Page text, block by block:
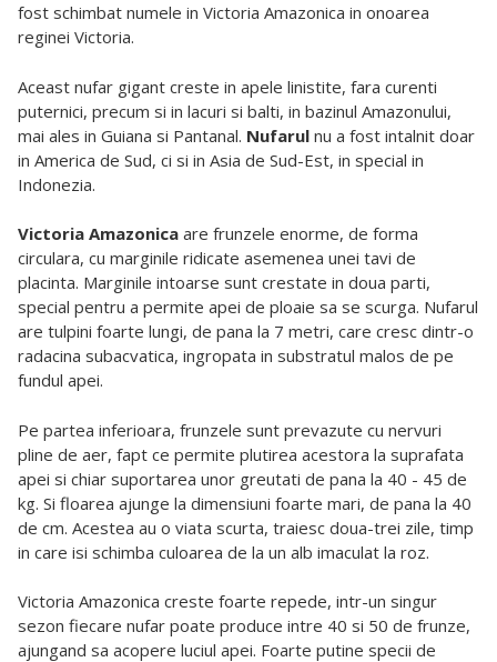
fost schimbat numele in Victoria Amazonica in onoarea
reginei Victoria.
Aceast nufar gigant creste in apele linistite, fara curenti
puternici, precum si in lacuri si balti, in bazinul Amazonului,
mai ales in Guiana si Pantanal. Nufarul nu a fost intalnit doar
in America de Sud, ci si in Asia de Sud-Est, in special in
Indonezia.
Victoria Amazonica are frunzele enorme, de forma
circulara, cu marginile ridicate asemenea unei tavi de
placinta. Marginile intoarse sunt crestate in doua parti,
special pentru a permite apei de ploaie sa se scurga. Nufarul
are tulpini foarte lungi, de pana la 7 metri, care cresc dintr-o
radacina subacvatica, ingropata in substratul malos de pe
fundul apei.
Pe partea inferioara, frunzele sunt prevazute cu nervuri
pline de aer, fapt ce permite plutirea acestora la suprafata
apei si chiar suportarea unor greutati de pana la 40 - 45 de
kg. Si floarea ajunge la dimensiuni foarte mari, de pana la 40
de cm. Acestea au o viata scurta, traiesc doua-trei zile, timp
in care isi schimba culoarea de la un alb imaculat la roz.
Victoria Amazonica creste foarte repede, intr-un singur
sezon fiecare nufar poate produce intre 40 si 50 de frunze,
ajungand sa acopere luciul apei. Foarte putine specii de